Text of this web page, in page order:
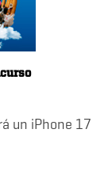
un iPhone 17